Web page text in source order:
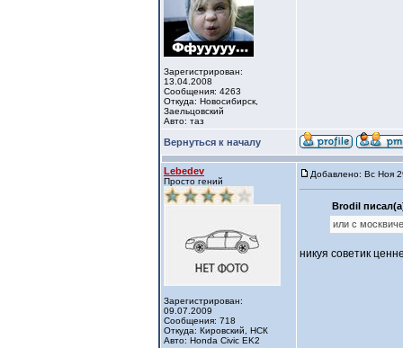
Зарегистрирован:
13.04.2008
Сообщения: 4263
Откуда: Новосибирск,
Заельцовский
Авто: таз
Вернуться к началу
Lebedev
Просто гений
Зарегистрирован:
09.07.2009
Сообщения: 718
Откуда: Кировский, НСК
Авто: Honda Civic EK2
Добавлено: Вс Ноя
Brodil
или с
никуя советик